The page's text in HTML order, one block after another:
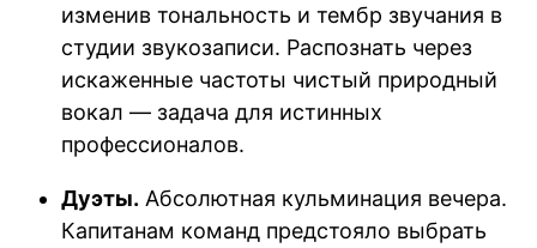
изменив тональность и тембр звучания в
студии звукозаписи. Распознать через
искаженные частоты чистый природный
вокал — задача для истинных
профессионалов.
Дуэты. Абсолютная кульминация вечера.
Капитанам команд предстояло выбрать